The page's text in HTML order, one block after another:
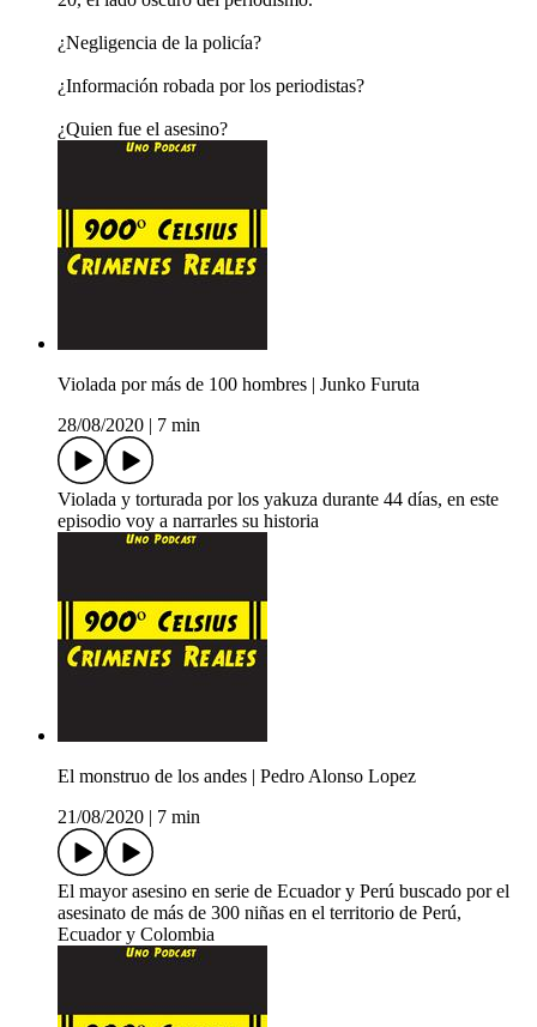
¿Negligencia de la policía?
¿Información robada por los periodistas?
¿Quien fue el asesino?
Violada por más de 100 hombres | Junko Furuta
28/08/2020
7 min
Violada y torturada por los yakuza durante 44 días, en este
episodio voy a narrarles su historia
El monstruo de los andes | Pedro Alonso Lopez
21/08/2020
7 min
El mayor asesino en serie de Ecuador y Perú buscado por el
asesinato de más de 300 niñas en el territorio de Perú,
Ecuador y Colombia